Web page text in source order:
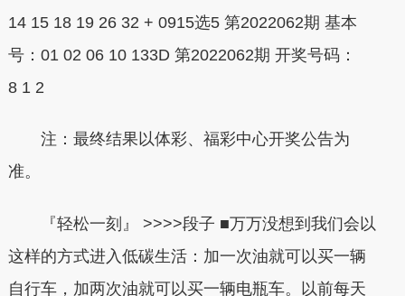
14 15 18 19 26 32 + 0915选5 第2022062期 基本
号：01 02 06 10 133D 第2022062期 开奖号码：
8 1 2
注：最终结果以体彩、福彩中心开奖公告为
准。
『轻松一刻』 >>>>段子 ■万万没想到我们会以
这样的方式进入低碳生活：加一次油就可以买一辆
自行车，加两次油就可以买一辆电瓶车。以前每天